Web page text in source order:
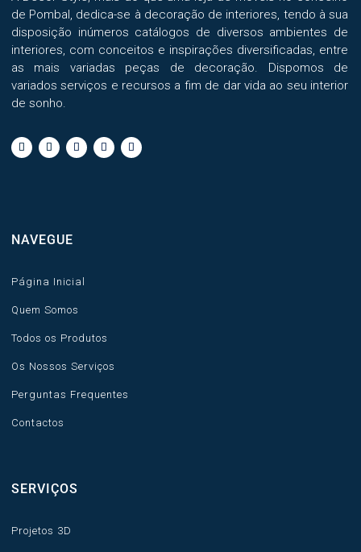
page
de Pombal, dedica-se à decoração de interiores, tendo à sua
disposição inúmeros catálogos de diversos ambientes de
interiores, com conceitos e inspirações diversificadas, entre
as mais variadas peças de decoração. Dispomos de
variados serviços e recursos a fim de dar vida ao seu interior
de sonho.
NAVEGUE
Página Inicial
Quem Somos
Todos os Produtos
Os Nossos Serviços
Perguntas Frequentes
Contactos
SERVIÇOS
Projetos 3D